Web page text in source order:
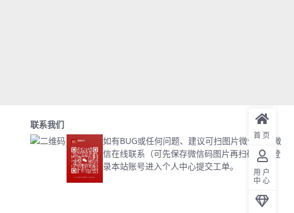
联系我们
如有BUG或任何问题、建议可扫图片微信码加微
信在线联系（可先保存微信码图片再扫码）或登
录本站账号进入个人中心提交工单。
首页
用户
中心